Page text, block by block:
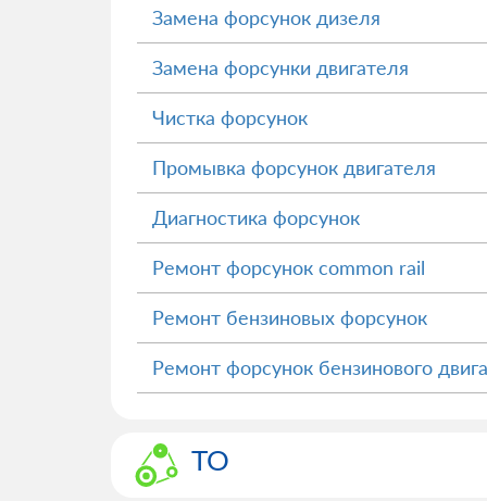
Замена форсунок дизеля
Замена форсунки двигателя
Чистка форсунок
Промывка форсунок двигателя
Диагностика форсунок
Ремонт форсунок common rail
Ремонт бензиновых форсунок
Ремонт форсунок бензинового
ТО